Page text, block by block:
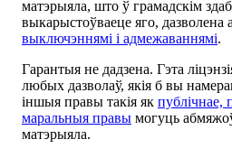
матэрыяла, што ў грамадскім
выкарыстоўваеце яго, дазволена
выключэннямі і адмежаваннямі.
Гарантыя не дадзена. Гэта
любых дазволаў, якія б вы
іншыя правы такія як публічнае,
маральныя правы могуць
матэрыяла.